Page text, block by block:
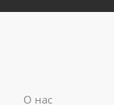
О нас